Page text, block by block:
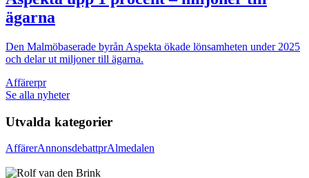
ägarna
Den Malmöbaserade byrån Aspekta ökade lönsamheten under 2025
och delar ut miljoner till ägarna.
Affärerpr
Se alla nyheter
Utvalda kategorier
AffärerAnnonsdebattprAlmedalen